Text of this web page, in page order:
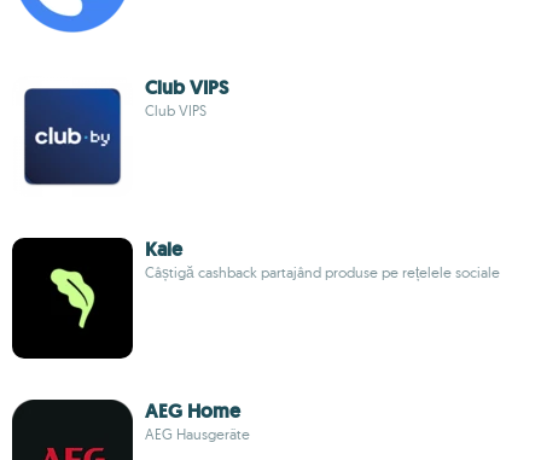
Club VIPS
Club VIPS
Kale
Câștigă cashback partajând produse pe rețelele sociale
AEG Home
AEG Hausgeräte